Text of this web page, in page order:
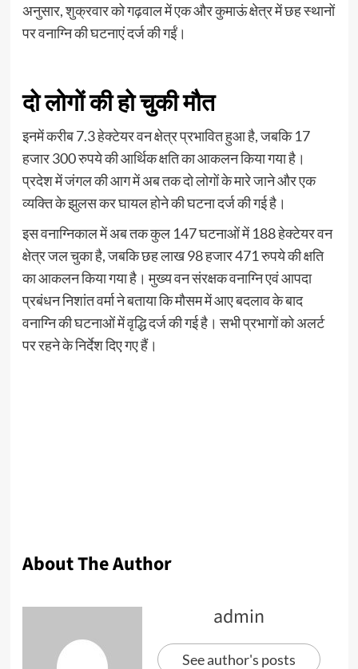
अनुसार, शुक्रवार को गढ़वाल में एक और कुमाऊं क्षेत्र में छह स्थानों
पर वनाग्नि की घटनाएं दर्ज की गईं।
दो लोगों की हो चुकी मौत
इनमें करीब 7.3 हेक्टेयर वन क्षेत्र प्रभावित हुआ है, जबकि 17
हजार 300 रुपये की आर्थिक क्षति का आकलन किया गया है।
प्रदेश में जंगल की आग में अब तक दो लोगों के मारे जाने और एक
व्यक्ति के झुलस कर घायल होने की घटना दर्ज की गई है।
इस वनाग्निकाल में अब तक कुल 147 घटनाओं में 188 हेक्टेयर वन
क्षेत्र जल चुका है, जबकि छह लाख 98 हजार 471 रुपये की क्षति
का आकलन किया गया है। मुख्य वन संरक्षक वनाग्नि एवं आपदा
प्रबंधन निशांत वर्मा ने बताया कि मौसम में आए बदलाव के बाद
वनाग्नि की घटनाओं में वृद्धि दर्ज की गई है। सभी प्रभागों को अलर्ट
पर रहने के निर्देश दिए गए हैं।
About The Author
admin
See author's posts